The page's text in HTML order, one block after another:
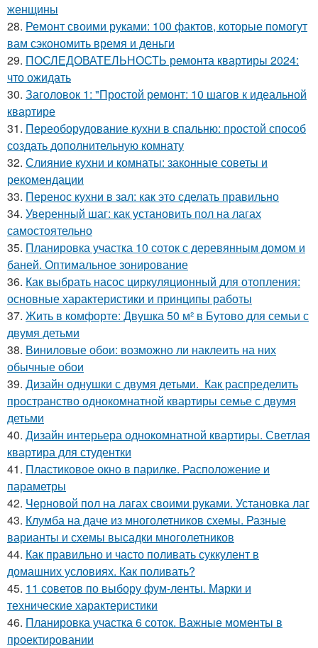
женщины
28. Ремонт своими руками: 100 фактов, которые помогут
вам сэкономить время и деньги
29. ПОСЛЕДОВАТЕЛЬНОСТЬ ремонта квартиры 2024:
что ожидать
30. Заголовок 1: "Простой ремонт: 10 шагов к идеальной
квартире
31. Переоборудование кухни в спальню: простой способ
создать дополнительную комнату
32. Слияние кухни и комнаты: законные советы и
рекомендации
33. Перенос кухни в зал: как это сделать правильно
34. Уверенный шаг: как установить пол на лагах
самостоятельно
35. Планировка участка 10 соток с деревянным домом и
баней. Оптимальное зонирование
36. Как выбрать насос циркуляционный для отопления:
основные характеристики и принципы работы
37. Жить в комфорте: Двушка 50 м² в Бутово для семьи с
двумя детьми
38. Виниловые обои: возможно ли наклеить на них
обычные обои
39. Дизайн однушки с двумя детьми. Как распределить
пространство однокомнатной квартиры семье с двумя
детьми
40. Дизайн интерьера однокомнатной квартиры. Светлая
квартира для студентки
41. Пластиковое окно в парилке. Расположение и
параметры
42. Черновой пол на лагах своими руками. Установка лаг
43. Клумба на даче из многолетников схемы. Разные
варианты и схемы высадки многолетников
44. Как правильно и часто поливать суккулент в
домашних условиях. Как поливать?
45. 11 советов по выбору фум-ленты. Марки и
технические характеристики
46. Планировка участка 6 соток. Важные моменты в
проектировании